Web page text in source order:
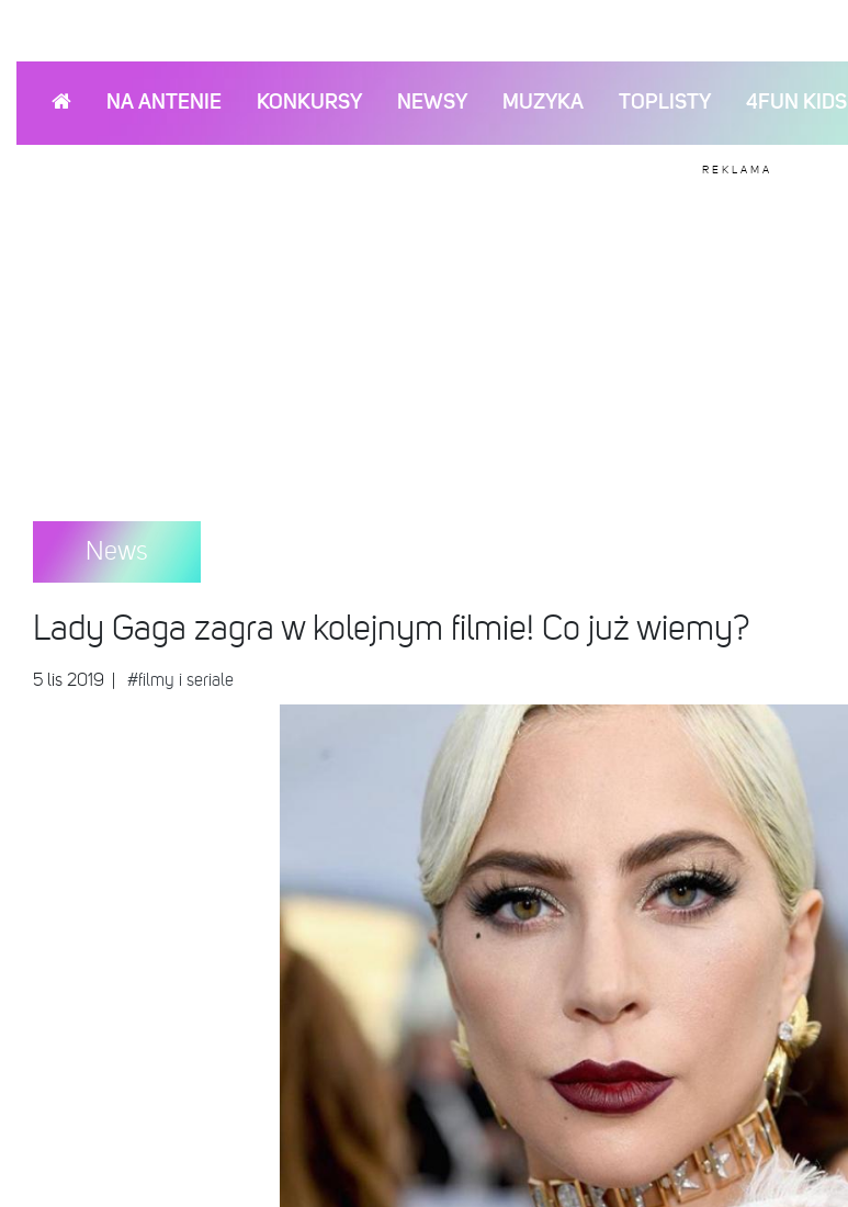
NA ANTENIE KONKURSY NEWSY MUZYKA TOPLISTY 4FUN KIDS
REKLAMA
News
Lady Gaga zagra w kolejnym filmie! Co już wiemy?
5 lis 2019 #filmy i seriale